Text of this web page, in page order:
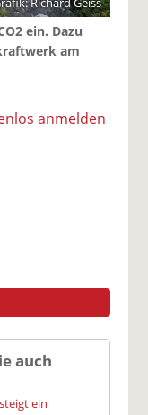
ein. Dazu
am
anmelden
auch
ein